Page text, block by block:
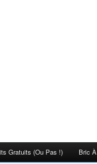
Gratuits (ou Pas !) Bric